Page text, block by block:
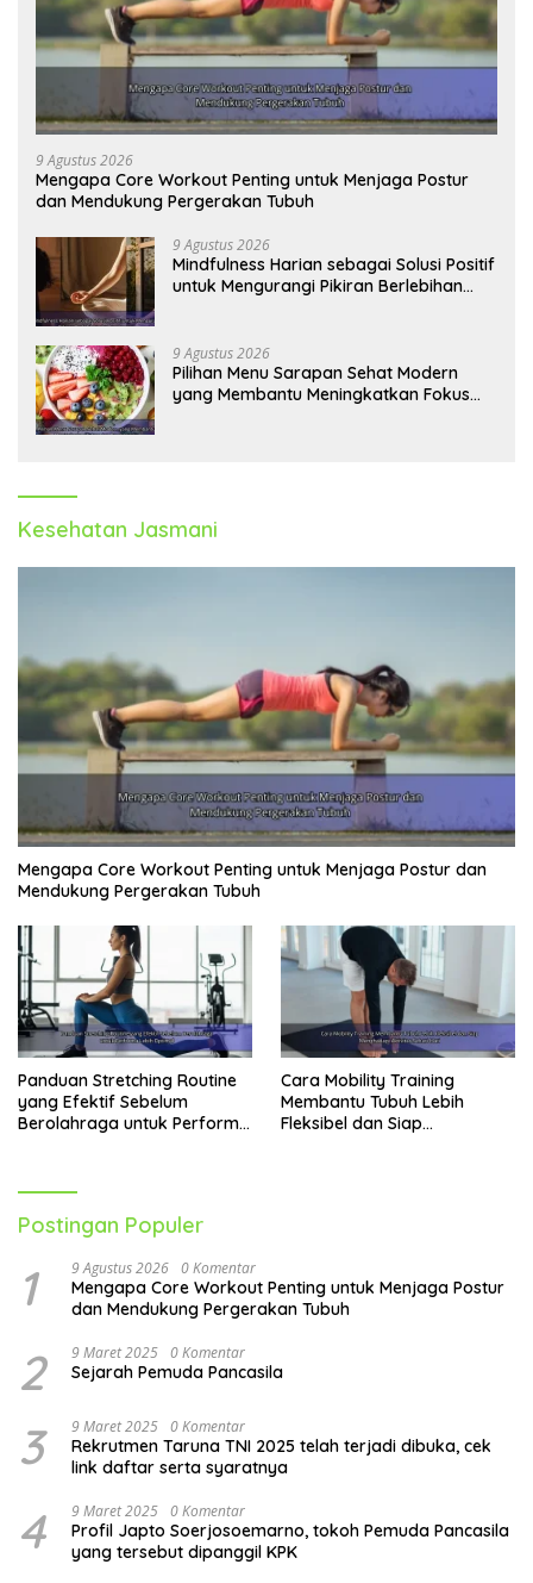
9 Agustus 2026
Mengapa Core Workout Penting untuk Menjaga Postur
dan Mendukung Pergerakan Tubuh
9 Agustus 2026
Mindfulness Harian sebagai Solusi Positif
untuk Mengurangi Pikiran Berlebihan
9 Agustus 2026
Pilihan Menu Sarapan Sehat Modern
yang Membantu Meningkatkan Fokus
Kesehatan Jasmani
Mengapa Core Workout Penting untuk Menjaga Postur dan
Mendukung Pergerakan Tubuh
Panduan Stretching Routine
yang Efektif Sebelum
Berolahraga untuk Performa
Cara Mobility Training
Membantu Tubuh Lebih
Fleksibel dan Siap
Postingan Populer
1 9 Agustus 2026 0 Komentar
Mengapa Core Workout Penting untuk Menjaga Postur
dan Mendukung Pergerakan Tubuh
2 9 Maret 2025 0 Komentar
Sejarah Pemuda Pancasila
3 9 Maret 2025 0 Komentar
Rekrutmen Taruna TNI 2025 telah terjadi dibuka, cek
link daftar serta syaratnya
4 9 Maret 2025 0 Komentar
Profil Japto Soerjosoemarno, tokoh Pemuda Pancasila
yang tersebut dipanggil KPK